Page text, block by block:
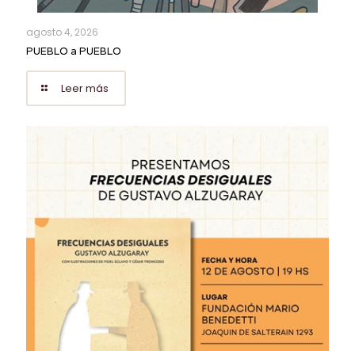
agosto 4, 2026
PUEBLO a PUEBLO
Leer más